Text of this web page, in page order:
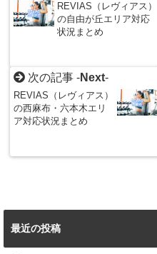
REVIAS（レヴィアス）
の自由が丘エリア対応
状況まとめ
次の記事 -Next-
REVIAS（レヴィアス）
の西麻布・六本木エリ
ア対応状況まとめ
最近の投稿